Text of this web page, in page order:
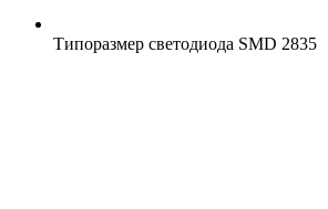
Типоразмер светодиода SMD 2835